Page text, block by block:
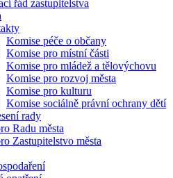
řád zastupitelstva
Komise péče o občany
Komise pro místní části
Komise pro mládež a tělovýchovu
Komise pro rozvoj města
Komise pro kulturu
Komise sociálně právní ochrany dětí
rady
Radu města
Zastupitelstvo města